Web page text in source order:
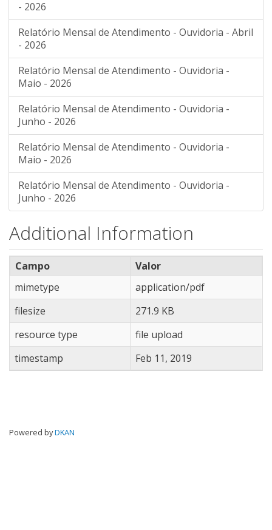
- 2026
Relatório Mensal de Atendimento - Ouvidoria - Abril
- 2026
Relatório Mensal de Atendimento - Ouvidoria -
Maio - 2026
Relatório Mensal de Atendimento - Ouvidoria -
Junho - 2026
Relatório Mensal de Atendimento - Ouvidoria -
Maio - 2026
Relatório Mensal de Atendimento - Ouvidoria -
Junho - 2026
Additional Information
Campo
Valor
mimetype
application/pdf
filesize
271.9 KB
resource type
file upload
timestamp
Feb 11, 2019
Powered byDKAN